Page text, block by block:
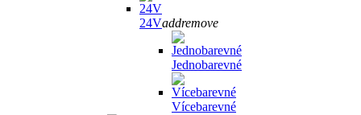
24Vaddremove
Jednobarevné
Vícebarevné